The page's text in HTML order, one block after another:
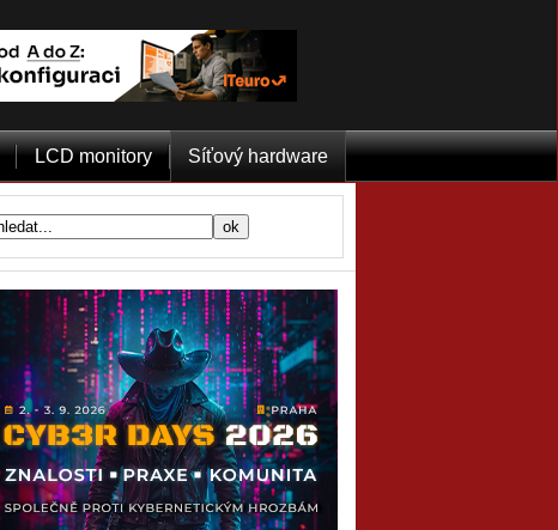
LCD monitory Síťový hardware